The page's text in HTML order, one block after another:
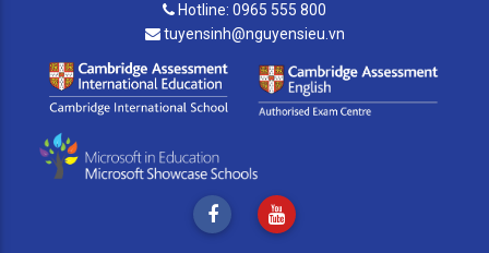
Hotline: 0965 555 800
tuyensinh@nguyensieu.vn